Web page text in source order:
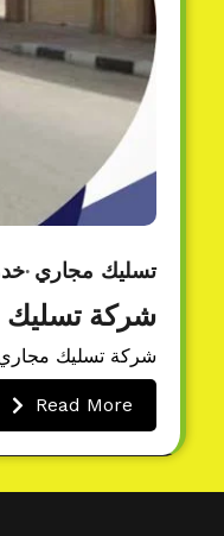
تسليك مجاري
شركة تسليك مجاري
شركة تسليك مجاري
Read More